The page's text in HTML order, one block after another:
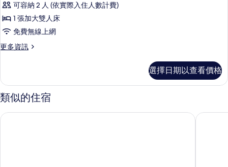
可容納 2 人 (依實際入住人數計費)
1 張加大雙人床
免費無線上網
更多資訊
更
（dragon）
的
詳
選擇日期以查看價格
類似的住宿
清邁阿諾達德飯店 旺布拉